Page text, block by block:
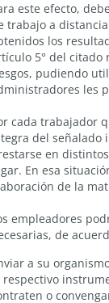
este efecto,
trabajo a
los
5° del citado
pudiendo
les
cada trabajador
del señalado
en
En esa
de la
empleadores
de
a su
respectivo
o